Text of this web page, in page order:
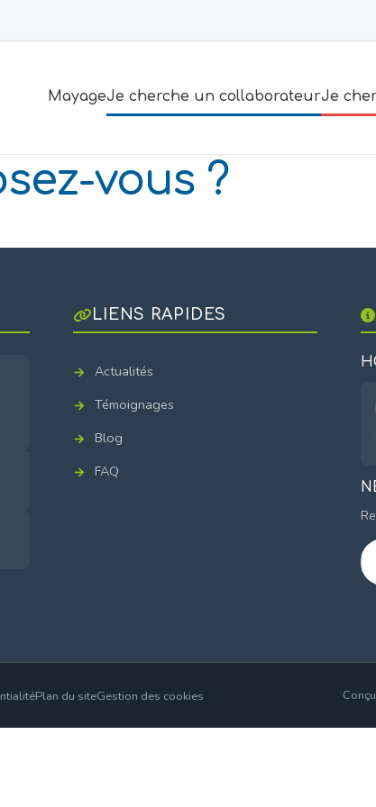
MayageJe cherche un collaborateurJe
vous ?
LIENS RAPIDES
Actualités
Témoignages
Blog
FAQ
Plan du siteGestion des cookies